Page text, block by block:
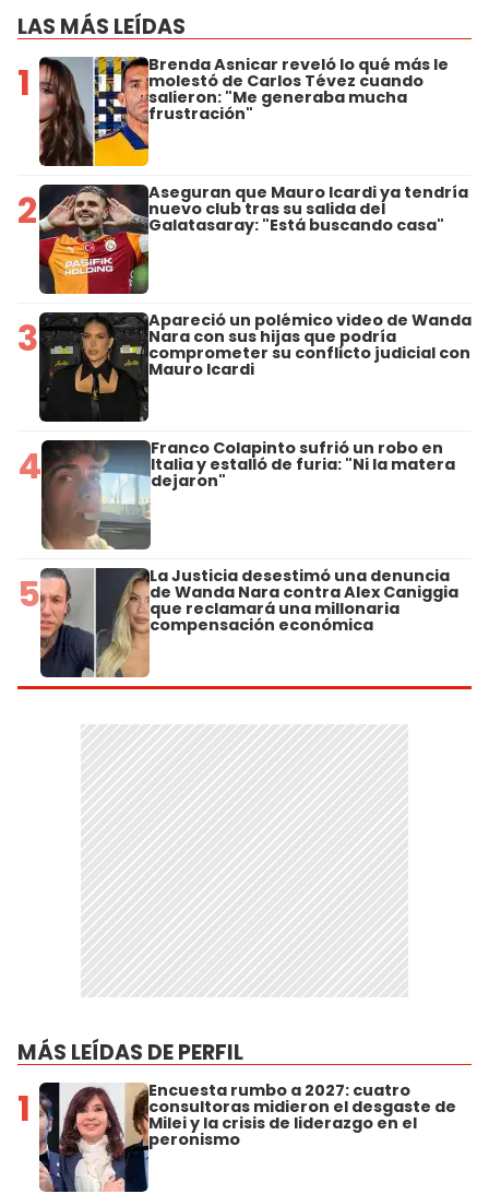
LAS MÁS LEÍDAS
1 Brenda Asnicar reveló lo qué más le
molestó de Carlos Tévez cuando
salieron: "Me generaba mucha
frustración"
2 Aseguran que Mauro Icardi ya tendría
nuevo club tras su salida del
Galatasaray: "Está buscando casa"
3 Apareció un polémico video de Wanda
Nara con sus hijas que podría
comprometer su conflicto judicial con
Mauro Icardi
4 Franco Colapinto sufrió un robo en
Italia y estalló de furia: "Ni la matera
dejaron"
5 La Justicia desestimó una denuncia
de Wanda Nara contra Alex Caniggia
que reclamará una millonaria
compensación económica
MÁS LEÍDAS DE PERFIL
1 Encuesta rumbo a 2027: cuatro
consultoras midieron el desgaste de
Milei y la crisis de liderazgo en el
peronismo